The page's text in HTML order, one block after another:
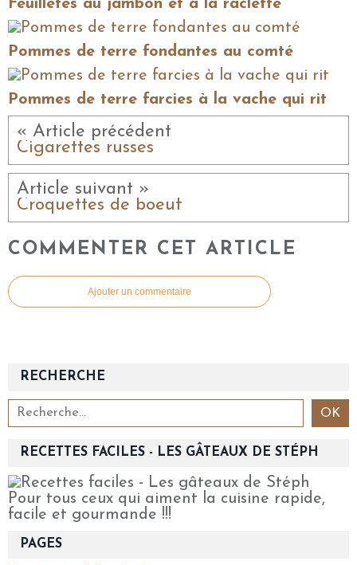
Feuilletés au jambon et à la raclette
Pommes de terre fondantes au comté
Pommes de terre farcies à la vache qui rit
« Article précédent
Cigarettes russes
Article suivant »
Croquettes de boeuf
COMMENTER CET ARTICLE
Ajouter un commentaire
RECHERCHE
RECETTES FACILES - LES GÂTEAUX DE STÉPH
Pour tous ceux qui aiment la cuisine rapide,
facile et gourmande !!!
PAGES